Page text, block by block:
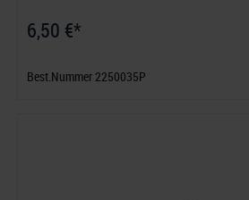
6,50 €*
Best.Nummer 2250035P